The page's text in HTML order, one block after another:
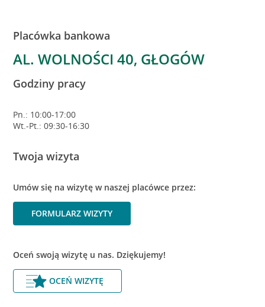
Placówka bankowa
AL. WOLNOŚCI 40, GŁOGÓW
Godziny pracy
Pn.: 10:00-17:00
Wt.-Pt.: 09:30-16:30
Twoja wizyta
Umów się na wizytę w naszej placówce przez:
FORMULARZ WIZYTY
Oceń swoją wizytę u nas. Dziękujemy!
OCEŃ WIZYTĘ